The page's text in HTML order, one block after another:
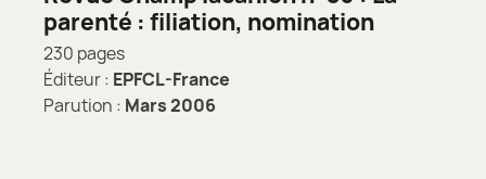
parenté : filiation, nomination
230 pages
Éditeur : EPFCL-France
Parution : Mars 2006